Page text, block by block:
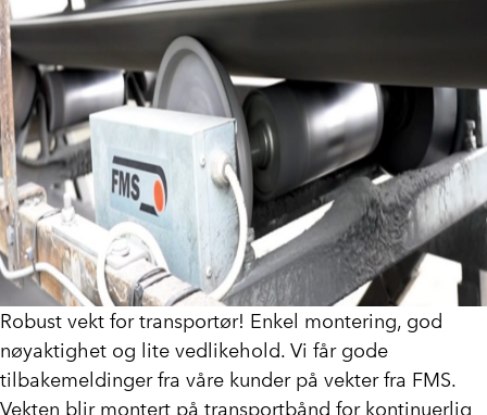
Robust vekt for transportør! Enkel montering, god
nøyaktighet og lite vedlikehold. Vi får gode
tilbakemeldinger fra våre kunder på vekter fra FMS.
Vekten blir montert på transportbånd for kontinuerlig